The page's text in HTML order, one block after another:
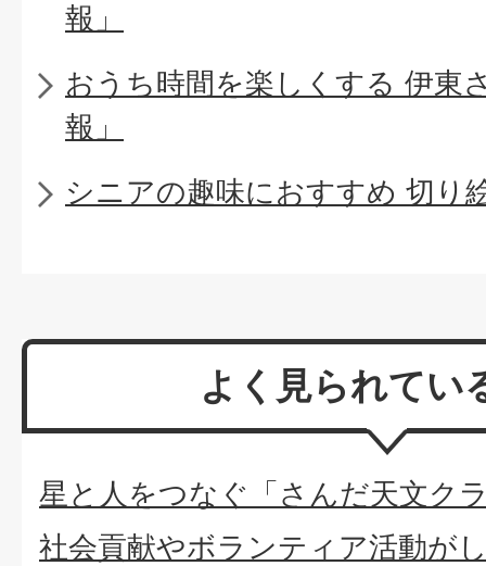
報」
おうち時間を楽しくする 伊東
報」
シニアの趣味におすすめ 切り
よく見られてい
星と人をつなぐ「さんだ天文ク
社会貢献やボランティア活動が